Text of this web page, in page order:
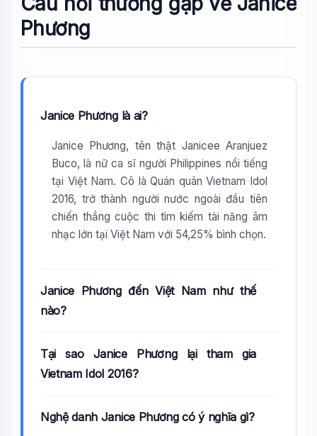
Phương
Janice Phương là ai?
Janice Phương, tên thật Janicee Aranjuez
Buco, là nữ ca sĩ người Philippines nổi tiếng
tại Việt Nam. Cô là Quán quân Vietnam Idol
2016, trở thành người nước ngoài đầu tiên
chiến thắng cuộc thi tìm kiếm tài năng âm
nhạc lớn tại Việt Nam với 54,25% bình chọn.
Janice Phương đến Việt Nam như thế
nào?
Tại sao Janice Phương lại tham gia
Vietnam Idol 2016?
Nghệ danh Janice Phương có ý nghĩa gì?